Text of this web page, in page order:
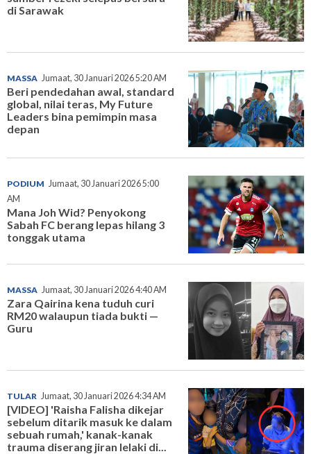
di Sarawak
MASSA Jumaat, 30 Januari 2026 5:20 AM
Beri pendedahan awal, standard
global, nilai teras, My Future
Leaders bina pemimpin masa
depan
PODIUM Jumaat, 30 Januari 2026 5:00
AM
Mana Joh Wid? Penyokong
Sabah FC berang lepas hilang 3
tonggak utama
MASSA Jumaat, 30 Januari 2026 4:40 AM
Zara Qairina kena tuduh curi
RM20 walaupun tiada bukti —
Guru
TULAR Jumaat, 30 Januari 2026 4:34 AM
[VIDEO] 'Raisha Falisha dikejar
sebelum ditarik masuk ke dalam
sebuah rumah,' kanak-kanak
trauma diserang jiran lelaki di...